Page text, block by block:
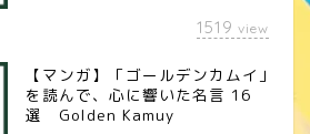
1519 view
【マンガ】「ゴールデンカムイ」
を読んで、心に響いた名言 16
選 Golden Kamuy